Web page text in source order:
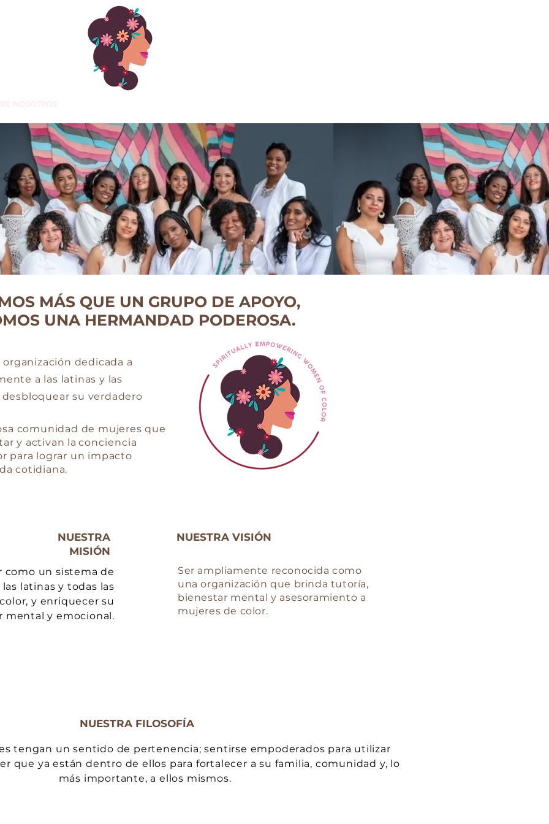
MÁS QUE UN GRUPO DE APOYO,
UNA HERMANDAD PODEROSA.
organización dedicada a
a las latinas y las
su verdadero
comunidad de mujeres que
y activan la conciencia
para lograr un impacto
cotidiana.
como un sistema de
latinas y todas las
y enriquecer su
mental y emocional.
NUESTRA
MISIÓN
NUESTRA VISIÓN
Ser ampliamente reconocida como
una organización que brinda tutoría,
bienestar mental y asesoramiento a
mujeres de color.
NUESTRA FILOSOFÍA
tengan un sentido de pertenencia; sentirse empoderados para utilizar
que ya están dentro de ellos para fortalecer a su familia, comunidad y, lo
más importante, a ellos mismos.